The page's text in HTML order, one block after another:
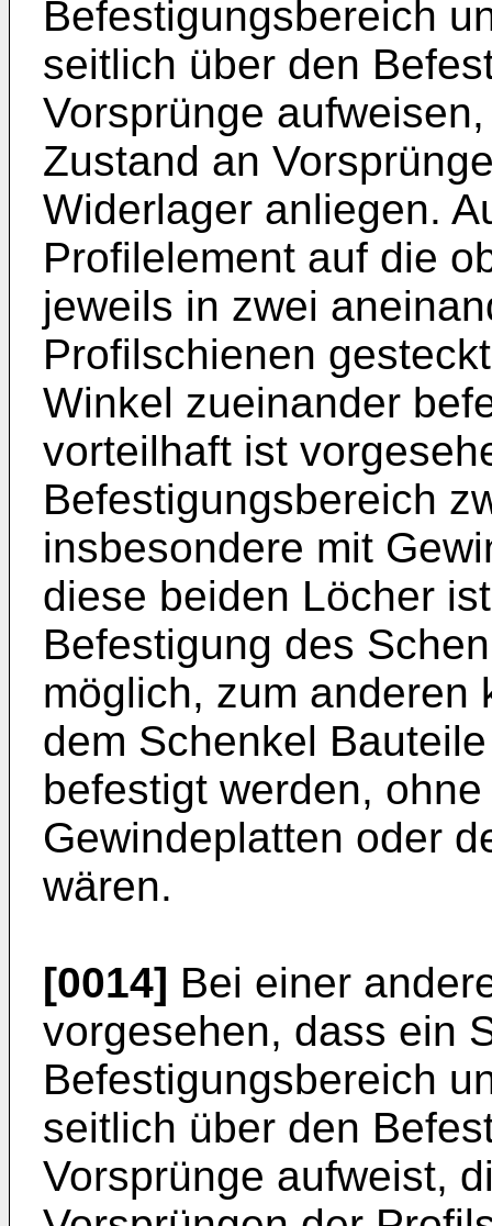
Befestigungsbereich
seitlich über den
Vorsprünge
Zustand an
Widerlager anliegen.
Profilelement auf die
jeweils in zwei
Profilschienen
Winkel zueinander
vorteilhaft ist
Befestigungsbereich
insbesondere mit
diese beiden Löcher
Befestigung des
möglich, zum anderen
dem Schenkel
befestigt werden,
Gewindeplatten oder
wären.
[0014] Bei einer
vorgesehen, dass ein
Befestigungsbereich
seitlich über den
Vorsprünge aufweist,